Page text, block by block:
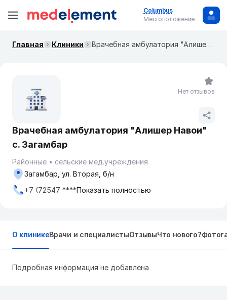
Columbus
Местоположение
Главная Клиники Врачебная амбулатория "Алишер Навои" с. Загамбар
Врачебная амбулатория "Алишер Навои"
с. Загамбар
Районные
сельские мед.учреждения
Загамбар, ул. Вторая, б/н
+7 (72547 ****Показать полностью
Нет отзывов
О клиникеВрачи и специалистыОтзывыЧто нового?
Подробная информация не добавлена